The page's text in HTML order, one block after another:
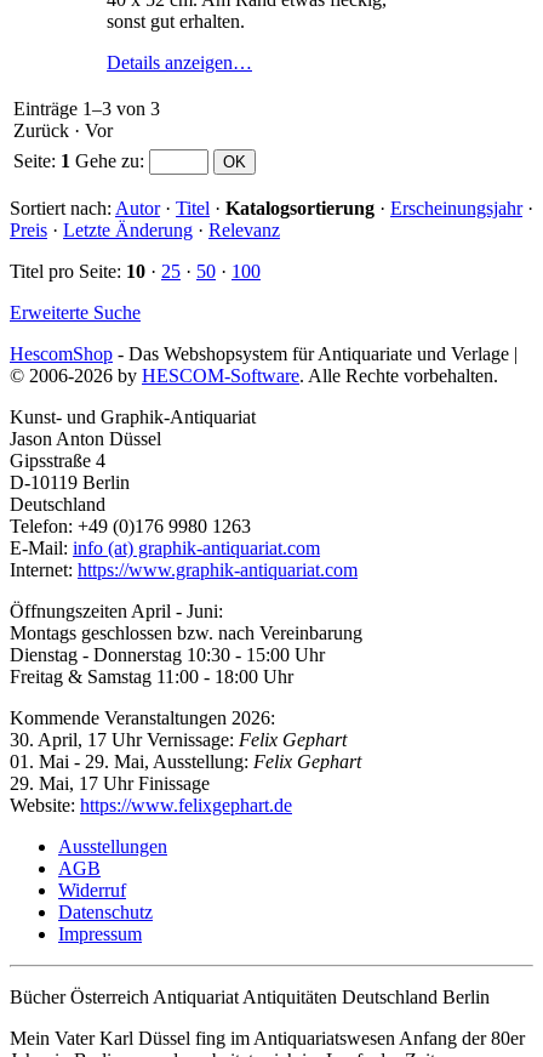
sonst gut erhalten.
Details anzeigen…
Einträge 1–3 von 3
Zurück · Vor
Seite: 1 Gehe zu:
Sortiert nach: Autor· Titel · Katalogsortierung · Erscheinungsjahr·
Preis · Letzte Änderung · Relevanz
Titel pro Seite: 10 · 25 · 50 · 100
Erweiterte Suche
HescomShop - Das Webshopsystem für Antiquariate und Verlage |
© 2006-2026 by HESCOM-Software. Alle Rechte vorbehalten.
Kunst- und Graphik-Antiquariat
Jason Anton Düssel
Gipsstraße 4
D-10119 Berlin
Deutschland
Telefon: +49 (0)176 9980 1263
E-Mail: info (at) graphik-antiquariat.com
Internet: https://www.graphik-antiquariat.com
Öffnungszeiten April - Juni:
Montags geschlossen bzw. nach Vereinbarung
Dienstag - Donnerstag 10:30 - 15:00 Uhr
Freitag & Samstag 11:00 - 18:00 Uhr
Kommende Veranstaltungen 2026:
30. April, 17 Uhr Vernissage: Felix Gephart
01. Mai - 29. Mai, Ausstellung: Felix Gephart
29. Mai, 17 Uhr Finissage
Website: https://www.felixgephart.de
Ausstellungen
AGB
Widerruf
Datenschutz
Impressum
Bücher Österreich Antiquariat Antiquitäten Deutschland Berlin
Mein Vater Karl Düssel fing im Antiquariatswesen Anfang der 80er